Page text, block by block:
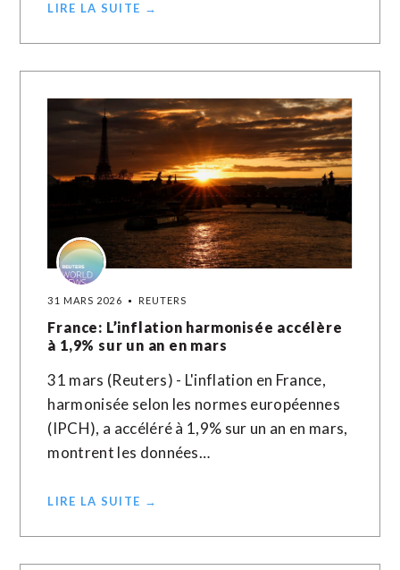
LIRE LA SUITE →
31 MARS 2026 REUTERS
France: L’inflation harmonisée accélère
à 1,9% sur un an en mars
31 mars (Reuters) - L'inflation en France,
harmonisée selon les normes européennes
(IPCH), a accéléré à 1,9% sur un an en mars, ​
montrent ‌les données…
LIRE LA SUITE →